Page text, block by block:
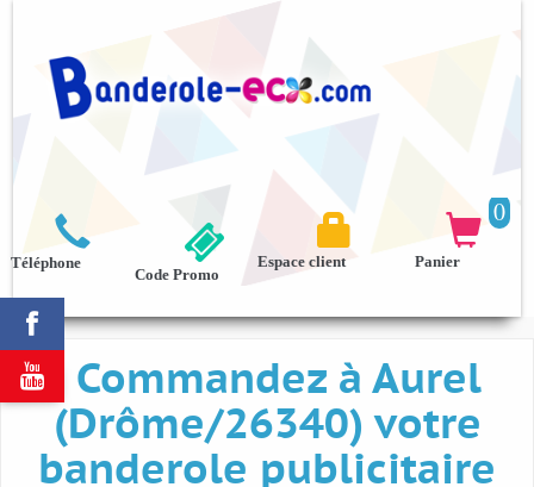



Téléphone
0

Panier

Espace client
Code Promo
Commandez à Aurel
(Drôme/26340) votre
banderole publicitaire